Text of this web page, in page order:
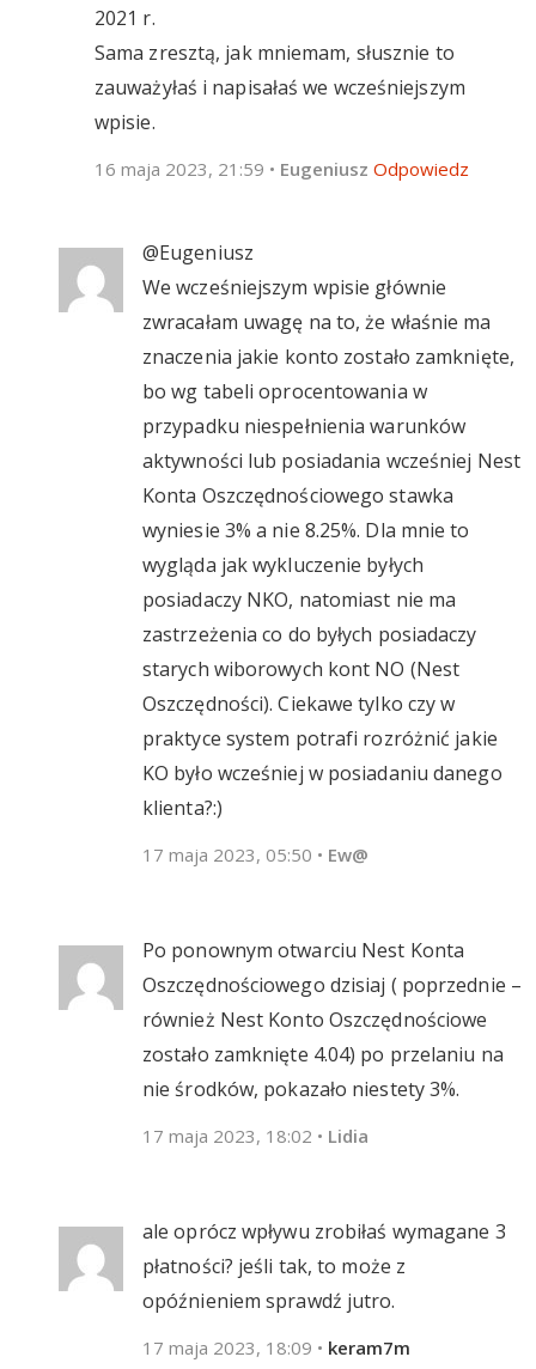
2021 r.
Sama zresztą, jak mniemam, słusznie to
zauważyłaś i napisałaś we wcześniejszym
wpisie.
16 maja 2023, 21:59 • Eugeniusz Odpowiedz
@Eugeniusz
We wcześniejszym wpisie głównie
zwracałam uwagę na to, że właśnie ma
znaczenia jakie konto zostało zamknięte,
bo wg tabeli oprocentowania w
przypadku niespełnienia warunków
aktywności lub posiadania wcześniej Nest
Konta Oszczędnościowego stawka
wyniesie 3% a nie 8.25%. Dla mnie to
wygląda jak wykluczenie byłych
posiadaczy NKO, natomiast nie ma
zastrzeżenia co do byłych posiadaczy
starych wiborowych kont NO (Nest
Oszczędności). Ciekawe tylko czy w
praktyce system potrafi rozróżnić jakie
KO było wcześniej w posiadaniu danego
klienta?:)
17 maja 2023, 05:50 • Ew@
Po ponownym otwarciu Nest Konta
Oszczędnościowego dzisiaj ( poprzednie –
również Nest Konto Oszczędnościowe
zostało zamknięte 4.04) po przelaniu na
nie środków, pokazało niestety 3%.
17 maja 2023, 18:02 • Lidia
ale oprócz wpływu zrobiłaś wymagane 3
płatności? jeśli tak, to może z
opóźnieniem sprawdź jutro.
17 maja 2023, 18:09 • keram7m